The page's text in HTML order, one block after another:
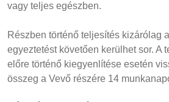
vagy teljes egészben.
Részben történő teljesítés kizárólag
egyeztetést követően kerülhet sor. A
előre történő kiegyenlítése esetén
összeg a Vevő részére 14